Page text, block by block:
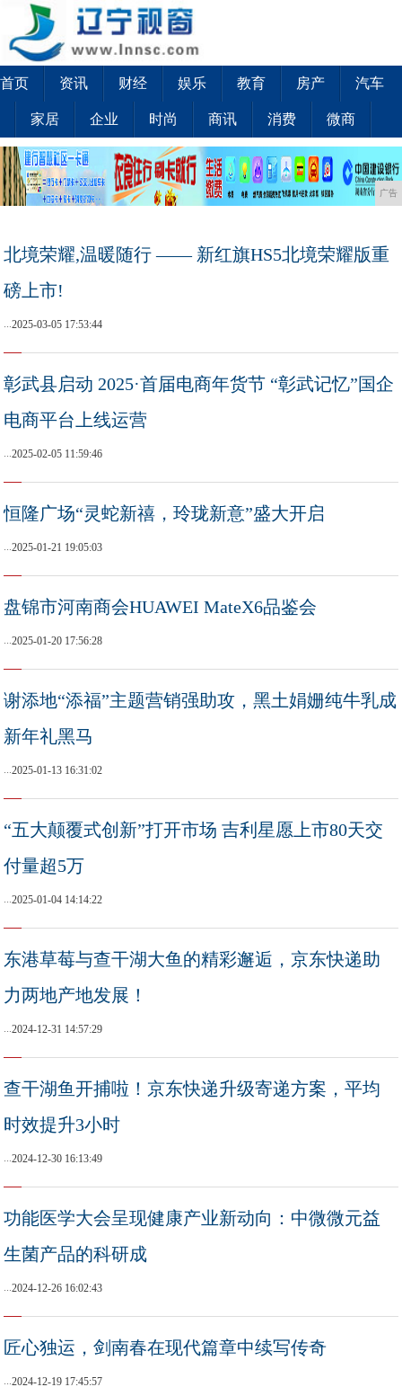
首页 资讯 财经 娱乐 教育 房产 汽车
家居 企业 时尚 商讯 消费 微商
广告
北境荣耀,温暖随行 —— 新红旗HS5北境荣耀版重
磅上市!
...2025-03-05 17:53:44
彰武县启动 2025·首届电商年货节 “彰武记忆”国企
电商平台上线运营
...2025-02-05 11:59:46
恒隆广场“灵蛇新禧，玲珑新意”盛大开启
...2025-01-21 19:05:03
盘锦市河南商会HUAWEI MateX6品鉴会
...2025-01-20 17:56:28
谢添地“添福”主题营销强助攻，黑土娟姗纯牛乳成
新年礼黑马
...2025-01-13 16:31:02
“五大颠覆式创新”打开市场 吉利星愿上市80天交
付量超5万
...2025-01-04 14:14:22
东港草莓与查干湖大鱼的精彩邂逅，京东快递助
力两地产地发展！
...2024-12-31 14:57:29
查干湖鱼开捕啦！京东快递升级寄递方案，平均
时效提升3小时
...2024-12-30 16:13:49
功能医学大会呈现健康产业新动向：中微微元益
生菌产品的科研成
...2024-12-26 16:02:43
匠心独运，剑南春在现代篇章中续写传奇
...2024-12-19 17:45:57